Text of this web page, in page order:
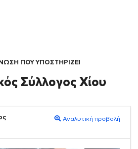
ΠΟΥ ΥΠΟΣΤΗΡΙΖΕΙ
Σύλλογος Χίου
Αναλυτική προβολή